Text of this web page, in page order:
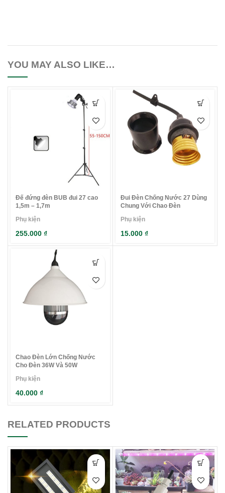
YOU MAY ALSO LIKE…
Đế đứng đèn BUB đui 27 cao
1,5m – 1,7m
Phụ kiện
255.000 ₫
Đui Đèn Chống Nước 27 Dùng
Chung Với Chao Đèn
Phụ kiện
15.000 ₫
Chao Đèn Lớn Chống Nước
Cho Đèn 36W Và 50W
Phụ kiện
40.000 ₫
RELATED PRODUCTS